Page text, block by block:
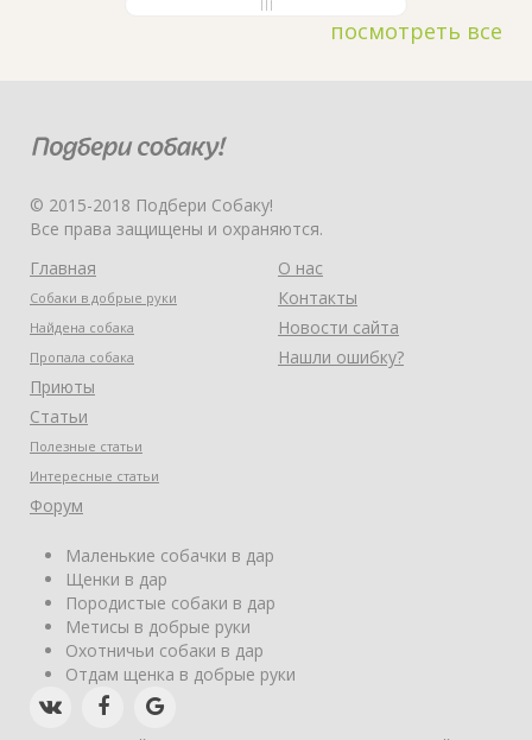
посмотреть все
© 2015-2018 Подбери Собаку!
Все права защищены и охраняются.
Главная
Собаки в добрые руки
Найдена собака
Пропала собака
Приюты
Статьи
Полезные статьи
Интересные статьи
Форум
О нас
Контакты
Новости сайта
Нашли ошибку?
Маленькие собачки в дар
Щенки в дар
Породистые собаки в дар
Метисы в добрые руки
Охотничьи собаки в дар
Отдам щенка в добрые руки